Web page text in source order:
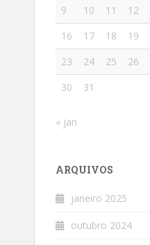
9
10 11 12
16
17 18 19
23
24 25 26
30
31
« jan
ARQUIVOS
janeiro 2025
outubro 2024